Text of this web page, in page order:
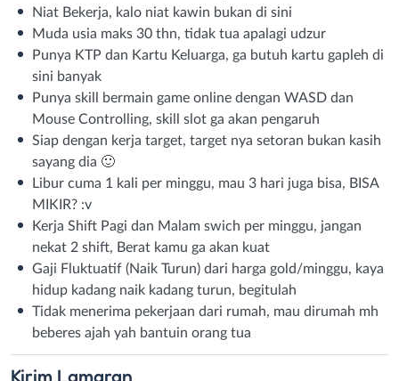
Niat Bekerja, kalo niat kawin bukan di sini
Muda usia maks 30 thn, tidak tua apalagi udzur
Punya KTP dan Kartu Keluarga, ga butuh kartu gapleh di
sini banyak
Punya skill bermain game online dengan WASD dan
Mouse Controlling, skill slot ga akan pengaruh
Siap dengan kerja target, target nya setoran bukan kasih
sayang dia 🙂
Libur cuma 1 kali per minggu, mau 3 hari juga bisa, BISA
MIKIR? :v
Kerja Shift Pagi dan Malam swich per minggu, jangan
nekat 2 shift, Berat kamu ga akan kuat
Gaji Fluktuatif (Naik Turun) dari harga gold/minggu, kaya
hidup kadang naik kadang turun, begitulah
Tidak menerima pekerjaan dari rumah, mau dirumah mh
beberes ajah yah bantuin orang tua
Kirim Lamaran